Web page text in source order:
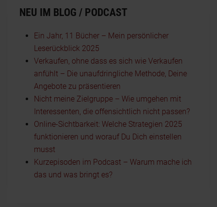
NEU IM BLOG / PODCAST
Ein Jahr, 11 Bücher – Mein persönlicher
Leserückblick 2025
Verkaufen, ohne dass es sich wie Verkaufen
anfühlt – Die unaufdringliche Methode, Deine
Angebote zu präsentieren
Nicht meine Zielgruppe – Wie umgehen mit
Interessenten, die offensichtlich nicht passen?
Online-Sichtbarkeit: Welche Strategien 2025
funktionieren und worauf Du Dich einstellen
musst
Kurzepisoden im Podcast – Warum mache ich
das und was bringt es?